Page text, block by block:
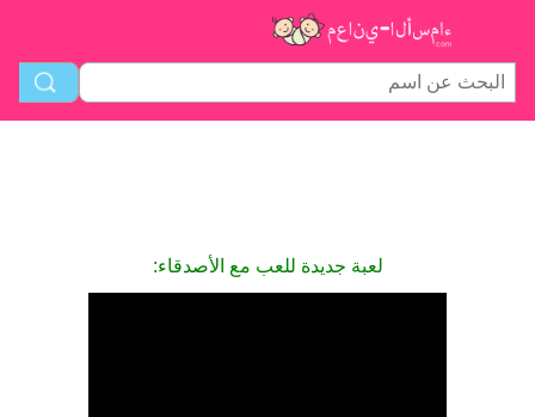
لعبة جديدة للعب مع الأصدقاء: